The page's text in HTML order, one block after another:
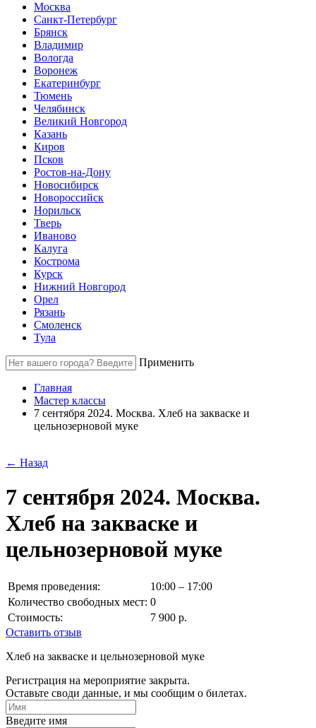
Москва
Санкт-Петербург
Брянск
Владимир
Вологда
Воронеж
Екатеринбург
Тюмень
Челябинск
Великий Новгород
Казань
Киров
Псков
Ростов-на-Дону
Новосибирск
Новороссийск
Норильск
Тверь
Иваново
Калуга
Кострома
Курск
Нижний Новгород
Орел
Рязань
Смоленск
Тула
Применить
Главная
Мастер классы
7 сентября 2024. Москва. Хлеб на закваске и
цельнозерновой муке
← Назад
7 сентября 2024. Москва.
Хлеб на закваске и
цельнозерновой муке
Время проведения:
10:00 – 17:00
Количество свободных мест: 0
Стоимость:
7 900 р.
Оставить отзыв
Хлеб на закваске и цельнозерновой муке
Регистрация на мероприятие закрыта.
Оставьте своди данные, и мы сообщим о билетах.
Введите имя